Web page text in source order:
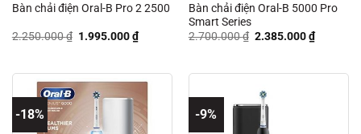
Bàn chải điện Oral-B Pro 2 2500
2.250.000₫ Giá
1.995.000₫Giá
hiện
1.995.000 ₫.
Bàn chải điện Oral-B 5000 Pro
Smart Series
2.700.000₫ Giá
2.385.000₫Giá
hiện
-18% -9%